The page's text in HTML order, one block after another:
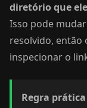
diretório que
Isso pode
resolvido, então
inspecionar o
Regra prática